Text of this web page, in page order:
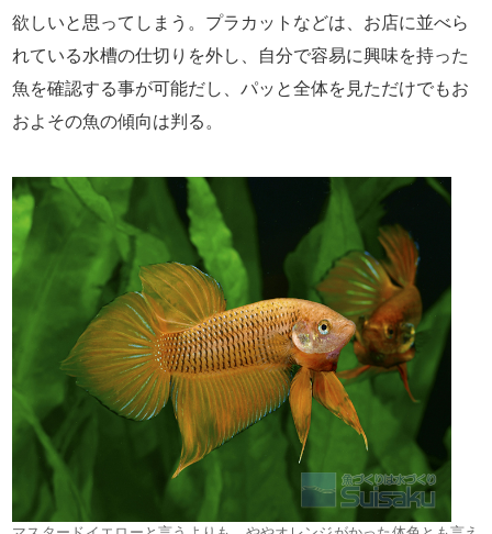
欲しいと思ってしまう。プラカットなどは、お店に並べら
れている水槽の仕切りを外し、自分で容易に興味を持った
魚を確認する事が可能だし、パッと全体を見ただけでもお
およその魚の傾向は判る。